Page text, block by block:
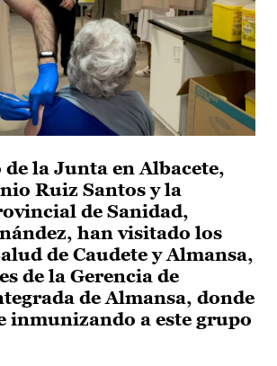
de la Junta en Albacete,
Ruiz Santos y la
de Sanidad,
han visitado los
de Caudete y Almansa,
de la Gerencia de
de Almansa, donde
inmunizando a este grupo